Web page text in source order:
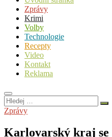
Zprávy
Krimi
Volby
Technologie
Recepty
Video
Kontakt
Reklama
Hledej
…
Zprávy
Karlovarský kraj se